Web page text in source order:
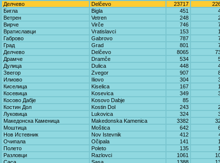
Делчево Delčevo 23717
Бигла
Bigla 451
Ветрен
Vetren 248
Вирче
Virče 746
Вратиславци
Vratislavci 153
Габрово
Gabrovo 787
Град
Grad 801
Делчево
Delčevo 8065
Драмче
Dramče 534
Дулица
Dulica 448
Звегор
Zvegor 907
Илиово
Iliovo 304
Киселица
Kiselica 167
Косевица
Kosevica 349
Косово Дабје
Kosovo Dabje
85
Костин Дол
Kostin Dol 243
Луковица
Lukovica 324
Македонска Каменица
Makedonska Kamenica 3382
Моштица
Moštica 642
Нов Истевник
Nov Istevnik 412
Очипала
Očipala 141
Полето
Poleto 135
Разловци
Razlovci 1061